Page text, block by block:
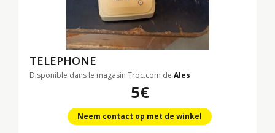
TELEPHONE
Disponible dans le magasin Troc.com de Ales
5€
Neem contact op met de winkel